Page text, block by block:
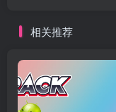
相关推荐